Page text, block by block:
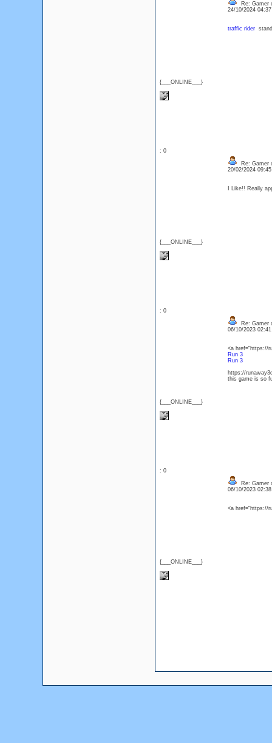
{___ONLINE___}
Re: Gamer
24/10/2024
traffic rider
: 0
{___ONLINE___}
Re: Gamer
20/02/2024
I Like!! Really
: 0
{___ONLINE___}
Re: Gamer
06/10/2023
<a href="https://
Run 3
Run 3
https://
this game is so
: 0
{___ONLINE___}
Re: Gamer
06/10/2023
<a href="https://